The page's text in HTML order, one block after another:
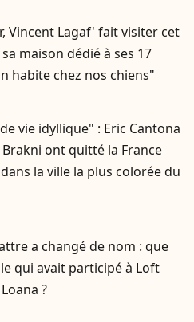
Vincent Lagaf' fait visiter cet
maison dédié à ses 17
habite chez nos chiens"
vie idyllique" : Eric Cantona
Brakni ont quitté la France
la ville la plus colorée du
a changé de nom : que
qui avait participé à Loft
?